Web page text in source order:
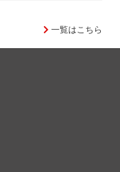
一覧はこちら